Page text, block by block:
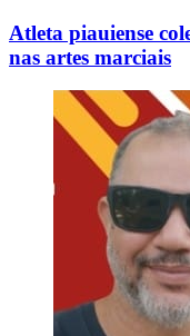
Atleta piauiense
nas artes marciais